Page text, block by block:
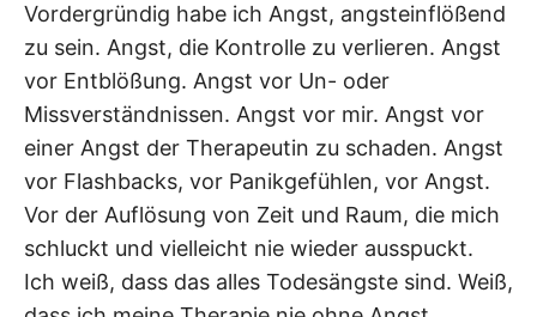
Vordergründig habe ich Angst, angsteinflößend
zu sein. Angst, die Kontrolle zu verlieren. Angst
vor Entblößung. Angst vor Un- oder
Missverständnissen. Angst vor mir. Angst vor
einer Angst der Therapeutin zu schaden. Angst
vor Flashbacks, vor Panikgefühlen, vor Angst.
Vor der Auflösung von Zeit und Raum, die mich
schluckt und vielleicht nie wieder ausspuckt.
Ich weiß, dass das alles Todesängste sind. Weiß,